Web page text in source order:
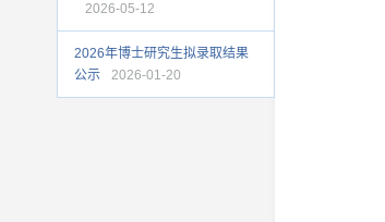
2026-05-12
2026年博士研究生拟录取结果
公示
2026-01-20